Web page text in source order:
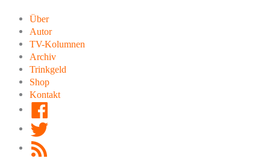
Inhalt
springen
Über
Autor
TV-Kolumnen
Archiv
Trinkgeld
Shop
Kontakt